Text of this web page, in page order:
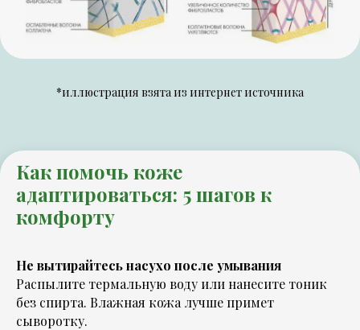
*иллюстрация взята из интернет источника
Как помочь коже
адаптироваться: 5 шагов к
комфорту
Не вытирайтесь насухо после умывания
Распылите термальную воду или нанесите тоник
без спирта. Влажная кожа лучше примет
сыворотку.